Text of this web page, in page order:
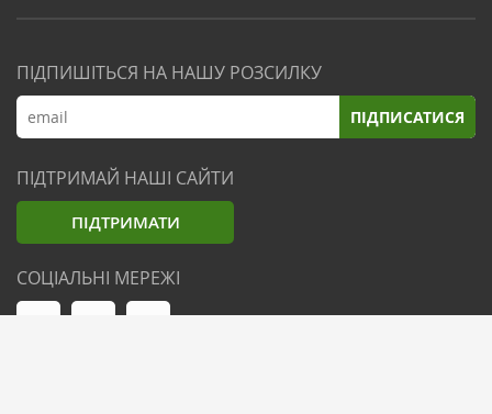
ПІДПИШІТЬСЯ НА НАШУ РОЗСИЛКУ
ПІДПИСАТИСЯ
ПІДТРИМАЙ НАШІ САЙТИ
ПІДТРИМАТИ
СОЦІАЛЬНІ МЕРЕЖІ